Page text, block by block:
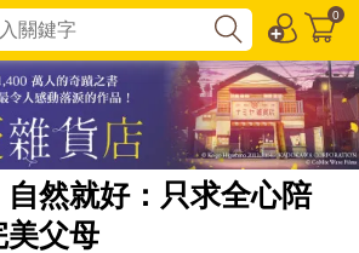
0
然就好：只求全心陪
美父母